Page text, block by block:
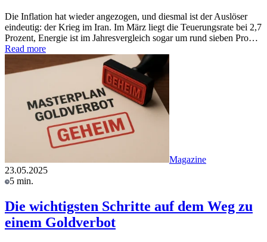
Die Inflation hat wieder angezogen, und diesmal ist der Auslöser
eindeutig: der Krieg im Iran. Im März liegt die Teuerungsrate bei 2,7
Prozent, Energie ist im Jahresvergleich sogar um rund sieben Pro…
Read more
Magazine
23.05.2025
5 min.
Die wichtigsten Schritte auf dem Weg zu
einem Goldverbot